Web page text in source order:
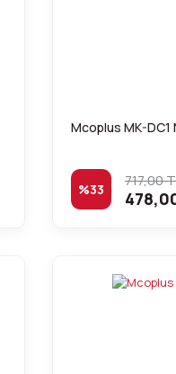
Mcoplus MK-DC1
%33 717,00